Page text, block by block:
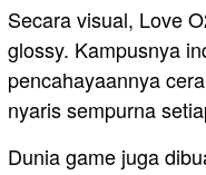
Secara visual, Love
glossy. Kampusnya
pencahayaannya
nyaris sempurna
Dunia game juga